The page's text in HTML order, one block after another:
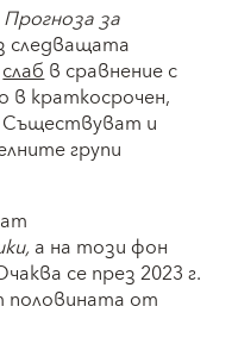
Прогноза за
следващата
слабв сравнение с
в краткосрочен,
Съществуват и
групи
а на този фон
се през 2023 г.
половината от